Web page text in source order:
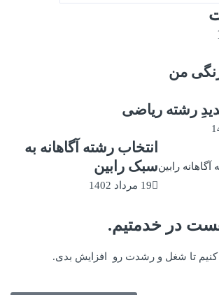
من
رشته ریاضی
انتخاب رشته آگاهانه به
سبک رابین
19 مرداد 1402
در خدمتیم.
تا شغل و رشدت رو افزایش بدی.